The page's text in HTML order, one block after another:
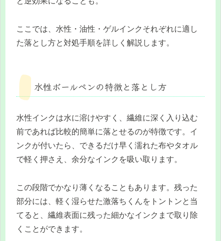
ここでは、水性・油性・ゲルインクそれぞれに適し
た落とし方と対処手順を詳しく解説します。
水性ボールペンの特徴と落とし方
水性インクは水に溶けやすく、繊維に深く入り込む
前であれば比較的簡単に落とせるのが特徴です。イ
ンクが付いたら、できるだけ早く濡れた布やタオル
で軽く押さえ、余分なインクを吸い取ります。
この段階でかなり薄くなることもあります。残った
部分には、軽く湿らせた激落ちくんをトントンと当
てると、繊維表面に残った細かなインクまで取り除
くことができます。